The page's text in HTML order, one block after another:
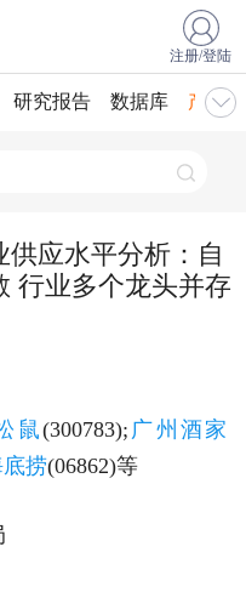
注册/登陆
研究报告 数据库 产业
供应水平分析：自
行业多个龙头并存
鼠(300783); 广州酒家
捞(06862)等